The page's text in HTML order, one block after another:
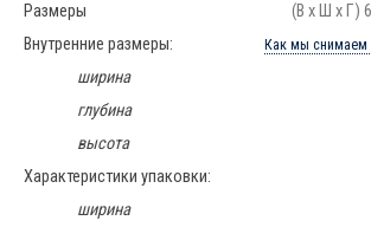
Размеры
(В х Ш х Г)
Внутренние размеры:
Как мы снимаем
ширина
глубина
высота
Характеристики упаковки:
ширина